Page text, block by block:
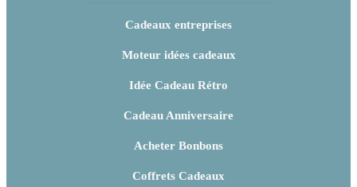
Cadeaux entreprises
Moteur idées cadeaux
Idée Cadeau Rétro
Cadeau Anniversaire
Acheter Bonbons
Coffrets Cadeaux